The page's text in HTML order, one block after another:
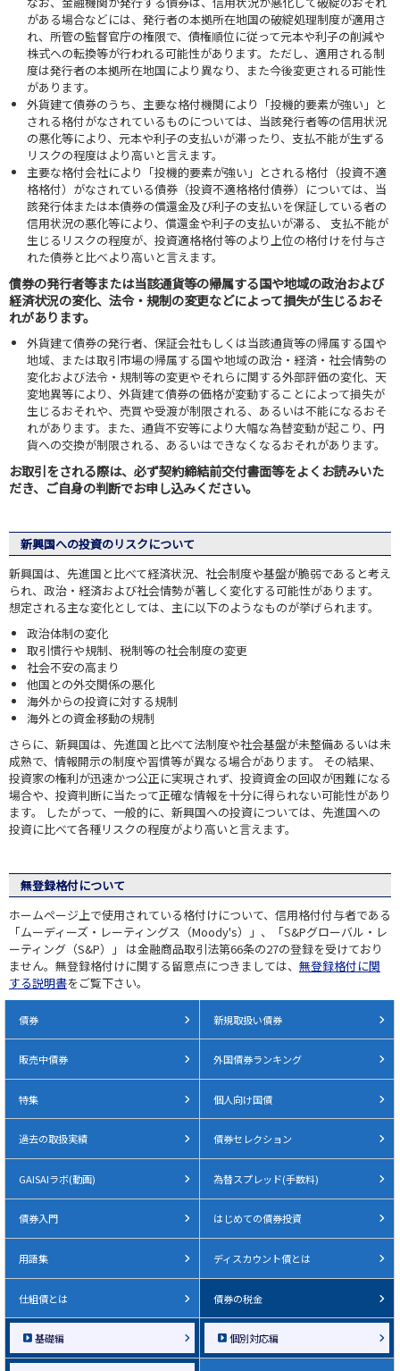
がある場合などには、発行者の本拠所在地国の破綻処理制度が適用さ
れ、所管の監督官庁の権限で、債権順位に従って元本や利子の削減や
株式への転換等が行われる可能性があります。ただし、適用される制
度は発行者の本拠所在地国により異なり、また今後変更される可能性
があります。
外貨建て債券のうち、主要な格付機関により「投機的要素が強い」と
される格付がなされているものについては、当該発行者等の信用状況
の悪化等により、元本や利子の支払いが滞ったり、支払不能が生ずる
リスクの程度はより高いと言えます。
主要な格付会社により「投機的要素が強い」とされる格付（投資不適
格格付）がなされている債券（投資不適格格付債券）については、当
該発行体または本債券の償還金及び利子の支払いを保証している者の
信用状況の悪化等により、償還金や利子の支払いが滞る、 支払不能が
生じるリスクの程度が、投資適格格付等のより上位の格付けを付与さ
れた債券と比べより高いと言えます。
債券の発行者等または当該通貨等の帰属する国や地域の政治および
経済状況の変化、法令・規制の変更などによって損失が生じるおそ
れがあります。
外貨建て債券の発行者、保証会社もしくは当該通貨等の帰属する国や
地域、または取引市場の帰属する国や地域の政治・経済・社会情勢の
変化および法令・規制等の変更やそれらに関する外部評価の変化、天
変地異等により、外貨建て債券の価格が変動することによって損失が
生じるおそれや、売買や受渡が制限される、あるいは不能になるおそ
れがあります。また、通貨不安等により大幅な為替変動が起こり、円
貨への交換が制限される、あるいはできなくなるおそれがあります。
お取引をされる際は、必ず契約締結前交付書面等をよくお読みいた
だき、ご自身の判断でお申し込みください。
新興国への投資のリスクについて
新興国は、先進国と比べて経済状況、社会制度や基盤が脆弱であると考え
られ、政治・経済および社会情勢が著しく変化する可能性があります。
想定される主な変化としては、主に以下のようなものが挙げられます。
政治体制の変化
取引慣行や規制、税制等の社会制度の変更
社会不安の高まり
他国との外交関係の悪化
海外からの投資に対する規制
海外との資金移動の規制
さらに、新興国は、先進国と比べて法制度や社会基盤が未整備あるいは未
成熟で、情報開示の制度や習慣等が異なる場合があります。 その結果、
投資家の権利が迅速かつ公正に実現されず、投資資金の回収が困難になる
場合や、投資判断に当たって正確な情報を十分に得られない可能性があり
ます。 したがって、一般的に、新興国への投資については、先進国への
投資に比べて各種リスクの程度がより高いと言えます。
無登録格付について
ホームページ上で使用されている格付けについて、信用格付付与者である
「ムーディーズ・レーティングス（Moody's）」、「S&Pグローバル・レ
ーティング（S&P）」 は金融商品取引法第66条の27の登録を受けており
ません。無登録格付けに関する留意点につきましては、 無登録格付に関
する説明書をご覧下さい。
債券 新規取扱い債券
販売中債券 外国債券ランキング
特集 個人向け国債
過去の取扱実績 債券セレクション
GAISAIラボ(動画) 為替スプレッド(手数料)
債券入門 はじめての債券投資
用語集 ディスカウント債とは
仕組債とは 債券の税金
基礎編 個別対応編